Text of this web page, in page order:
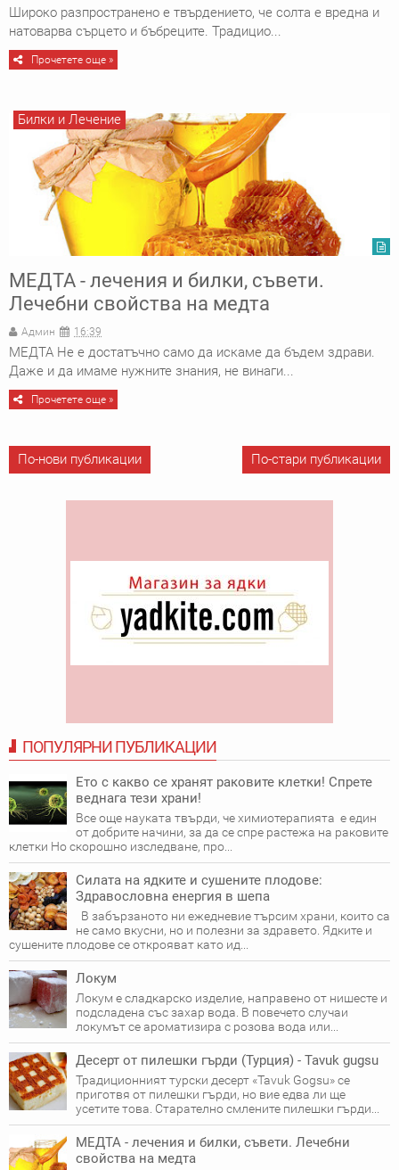
Широко разпространено е твърдението, че солта е вредна и
натоварва сърцето и бъбреците. Традицио...
Прочетете още »
МЕДТА - лечения и билки, съвети.
Лечебни свойства на медта
Админ 16:39
МЕДТА Не е достатъчно само да искаме да бъдем здрави.
Даже и да имаме нужните знания, не винаги...
Прочетете още »
Билки и Лечение
По-нови публикации По-стари публикации
ПОПУЛЯРНИ ПУБЛИКАЦИИ
Ето с какво се хранят раковите клетки! Спрете
веднага тези храни!
Все още науката твърди, че химиотерапията е един
от добрите начини, за да се спре растежа на раковите
клетки Но скорошно изследване, про...
Силата на ядките и сушените плодове:
Здравословна енергия в шепа
В забързаното ни ежедневие търсим храни, които са
не само вкусни, но и полезни за здравето. Ядките и
сушените плодове се открояват като ид...
Локум
Локум е сладкарско изделие, направено от нишесте и
подсладена със захар вода. В повечето случаи
локумът се ароматизира с розова вода или...
Десерт от пилешки гърди (Турция) - Tavuk gugsu
Традиционният турски десерт «Tavuk Gogsu» се
приготвя от пилешки гърди, но вие едва ли ще
усетите това. Старателно смлените пилешки гърди...
МЕДТА - лечения и билки, съвети. Лечебни
свойства на медта